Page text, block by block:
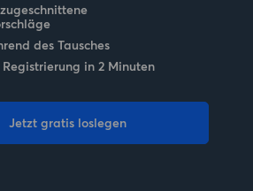
des Tausches
in 2 Minuten
Jetzt gratis loslegen